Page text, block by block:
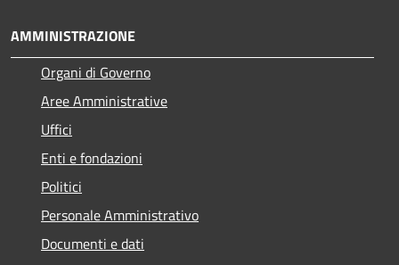
AMMINISTRAZIONE
Organi di Governo
Aree Amministrative
Uffici
Enti e fondazioni
Politici
Personale Amministrativo
Documenti e dati